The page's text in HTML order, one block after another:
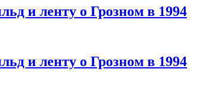
и ленту о Грозном в 1994
и ленту о Грозном в 1994